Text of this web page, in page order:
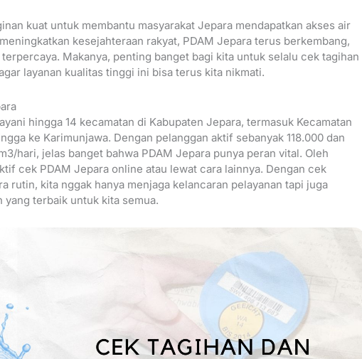
kuat untuk membantu masyarakat Jepara mendapatkan akses air
kesejahteraan rakyat, PDAM Jepara terus berkembang,
Makanya, penting banget bagi kita untuk selalu cek tagihan
layanan kualitas tinggi ini bisa terus kita nikmati.
hingga 14 kecamatan di Kabupaten Jepara, termasuk Kecamatan
ke Karimunjawa. Dengan pelanggan aktif sebanyak 118.000 dan
hari, jelas banget bahwa PDAM Jepara punya peran vital. Oleh
cek PDAM Jepara online atau lewat cara lainnya. Dengan cek
rutin, kita nggak hanya menjaga kelancaran pelayanan tapi juga
yang terbaik untuk kita semua.